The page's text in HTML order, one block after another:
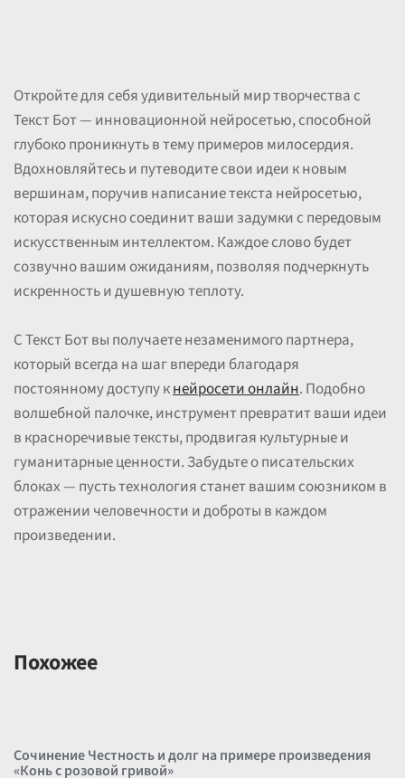
Откройте для себя удивительный мир творчества с
Текст Бот — инновационной нейросетью, способной
глубоко проникнуть в тему примеров милосердия.
Вдохновляйтесь и путеводите свои идеи к новым
вершинам, поручив написание текста нейросетью,
которая искусно соединит ваши задумки с передовым
искусственным интеллектом. Каждое слово будет
созвучно вашим ожиданиям, позволяя подчеркнуть
искренность и душевную теплоту.
С Текст Бот вы получаете незаменимого партнера,
который всегда на шаг впереди благодаря
постоянному доступу кнейросети онлайн. Подобно
волшебной палочке, инструмент превратит ваши идеи
в красноречивые тексты, продвигая культурные и
гуманитарные ценности. Забудьте о писательских
блоках — пусть технология станет вашим союзником в
отражении человечности и доброты в каждом
произведении.
Похожее
Сочинение Честность и долг на примере произведения
«Конь с розовой гривой»